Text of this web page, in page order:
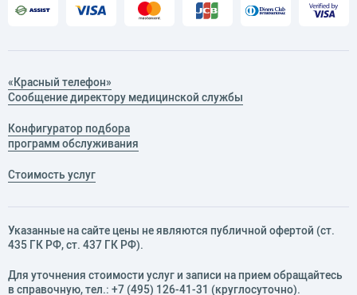
«Красный телефон»
Сообщение директору медицинской службы
Конфигуратор подбора
программ обслуживания
Стоимость услуг
Указанные на сайте цены не являются публичной офертой (ст.
435 ГК РФ, cт. 437 ГК РФ).
Для уточнения стоимости услуг и записи на прием обращайтесь
в справочную, тел.: +7 (495) 126-41-31 (круглосуточно).